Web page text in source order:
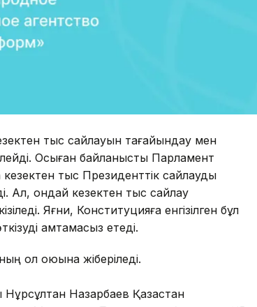
тыс сайлауын тағайындау мен
Осыған байланысты Парламент
тыс Президенттік сайлауды
Ал, ондай кезектен тыс сайлау
Яғни, Конституцияға енгізілген бұл
қамтамасыз етеді.
қол қоюына жіберіледі.
Назарбаев Қазақстан